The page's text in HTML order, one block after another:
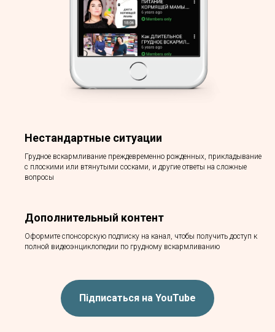
Нестандартные ситуации
Грудное вскармливание преждевременно рожденных, прикладывание
с плоскими или втянутыми сосками, и другие ответы на сложные
вопросы
Дополнительный контент
Оформите спонсорскую подписку на канал, чтобы получить доступ к
полной видеоэнциклопедии по грудному вскармливанию
Підписаться на YouTube